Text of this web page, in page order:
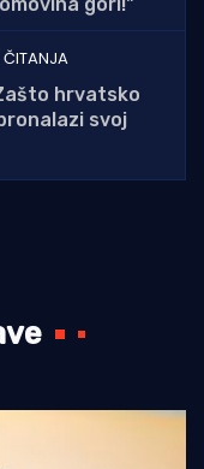
ČITANJA
hrvatsko
svoj